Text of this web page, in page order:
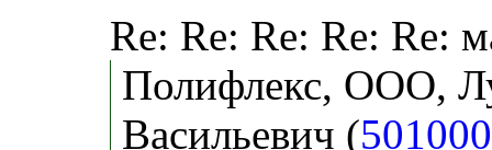
Re: Re: Re: Re: Re:
Полифлекс, ООО,
Васильевич (